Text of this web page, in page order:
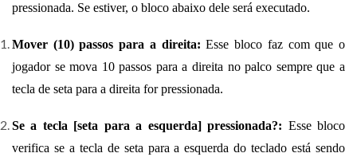
pressionada. Se estiver, o bloco abaixo dele será executado.
Mover (10) passos para a direita: Esse bloco faz com que o
jogador se mova 10 passos para a direita no palco sempre que a
tecla de seta para a direita for pressionada.
Se a tecla [seta para a esquerda] pressionada?: Esse bloco
verifica se a tecla de seta para a esquerda do teclado está sendo